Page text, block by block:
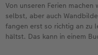
Von unseren Ferien
selbst, aber auch
fangen erst so richtig an zu
hältst. Das kann in einem